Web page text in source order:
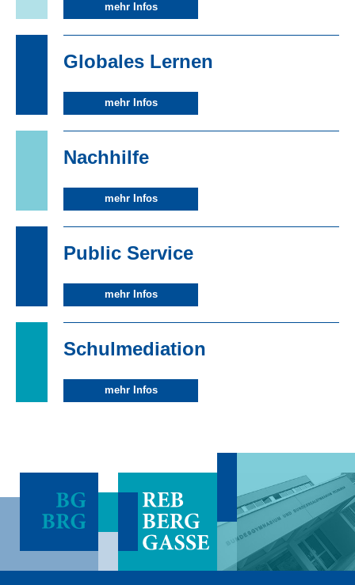
mehr Infos
Globales Lernen
mehr Infos
Nachhilfe
mehr Infos
Public Service
mehr Infos
Schulmediation
mehr Infos